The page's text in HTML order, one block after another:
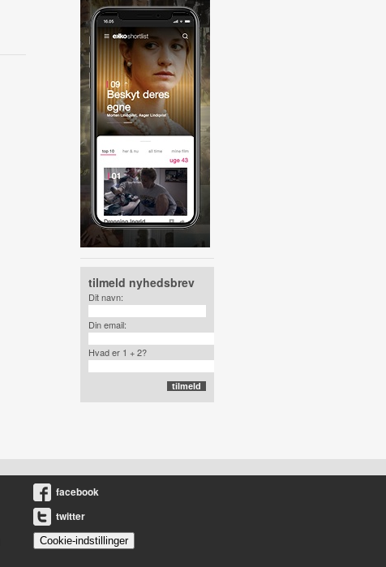
tilmeld nyhedsbrev
Dit navn:
Din email:
Hvad er 1 + 2?
facebook
twitter
Cookie-indstillinger